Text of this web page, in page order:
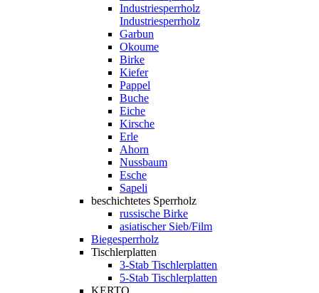
Industriesperrholz
Industriesperrholz
Garbun
Okoume
Birke
Kiefer
Pappel
Buche
Eiche
Kirsche
Erle
Ahorn
Nussbaum
Esche
Sapeli
beschichtetes Sperrholz
russische Birke
asiatischer Sieb/Film
Biegesperrholz
Tischlerplatten
3-Stab Tischlerplatten
5-Stab Tischlerplatten
KERTO